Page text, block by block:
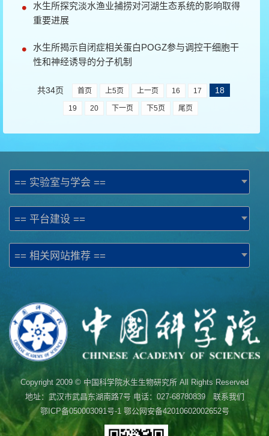
水生所探究淡水渔业捕捞对河湖生态系统的影响取得
重要进展
水生所揭示自闭症相关蛋白POGZ参与调控干细胞干
性和神经诱导的分子机制
共34页 首页 上5页 上一页 16 17 18
19 20 下一页 下5页 尾页
== 实验室与学会 ==
== 平台建设 ==
== 相关网站推荐 ==
Copyright 2009 © 中国科学院水生生物研究所 All Rights Reserved
地址：武汉市武昌东湖南路7号 电话：027-68780839 联系我们
鄂ICP备050003091号-1鄂公网安备42010602002652号